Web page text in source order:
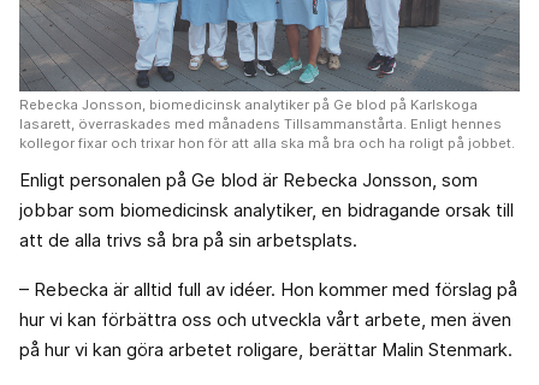
Rebecka Jonsson, biomedicinsk analytiker på Ge blod på Karlskoga
lasarett, överraskades med månadens Tillsammanstårta. Enligt hennes
kollegor fixar och trixar hon för att alla ska må bra och ha roligt på jobbet.
Enligt personalen på Ge blod är Rebecka Jonsson, som
jobbar som biomedicinsk analytiker, en bidragande orsak till
att de alla trivs så bra på sin arbetsplats.
– Rebecka är alltid full av idéer. Hon kommer med förslag på
hur vi kan förbättra oss och utveckla vårt arbete, men även
på hur vi kan göra arbetet roligare, berättar Malin Stenmark.